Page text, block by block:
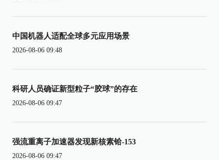
中国机器人适配全球多元应用场景
2026-08-06 09:48
科研人员确证新型粒子“胶球”的存在
2026-08-06 09:47
强流重离子加速器发现新核素铪-153
2026-08-06 09:47